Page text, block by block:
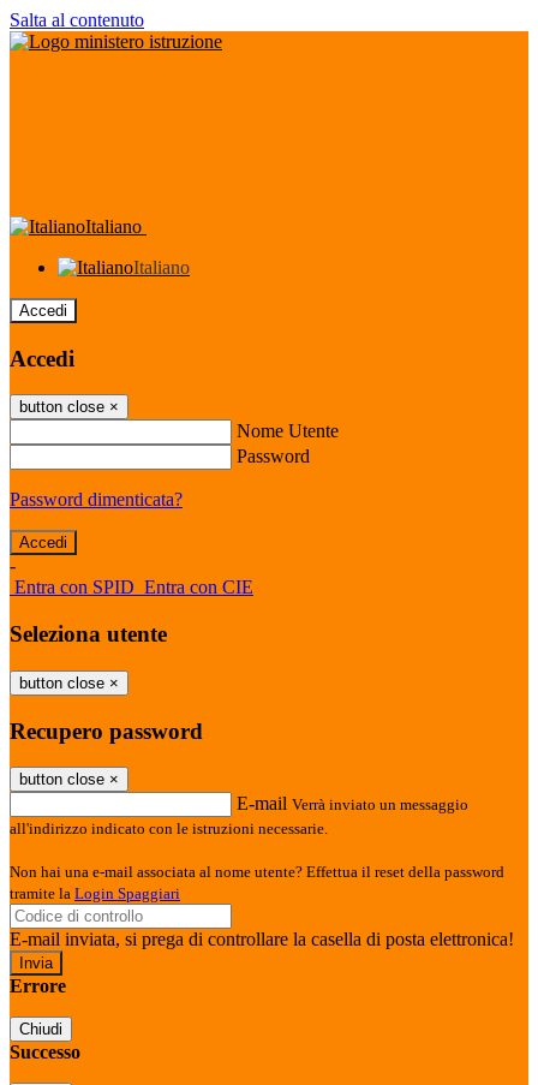
Salta al contenuto
Italiano
Italiano
Accedi
Accedi
button close ×
Nome Utente
Password
Password dimenticata?
-
Entra con SPID Entra con CIE
Seleziona utente
button close ×
Recupero password
button close ×
E-mail Verrà inviato un messaggio
all'indirizzo indicato con le istruzioni necessarie.
Non hai una e-mail associata al nome utente? Effettua il reset della password
tramite la Login Spaggiari
E-mail inviata, si prega di controllare la casella di posta elettronica!
Errore
Chiudi
Successo